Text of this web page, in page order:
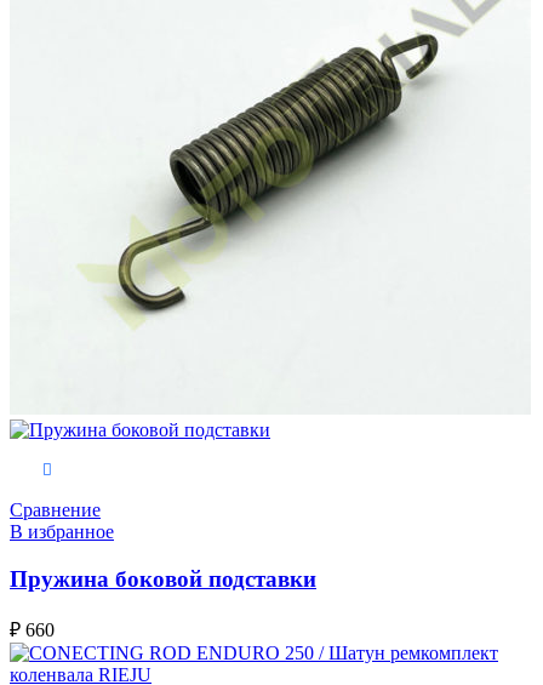
Сравнение
В избранное
Пружина боковой подставки
₽ 660